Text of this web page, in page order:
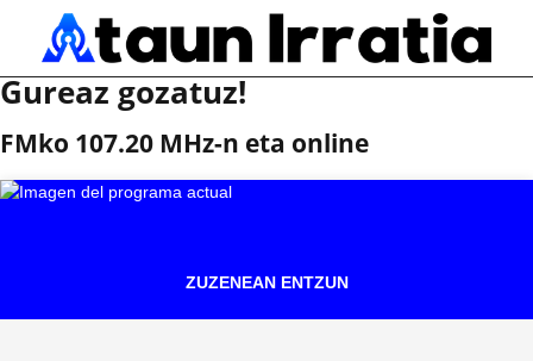
Gureaz gozatuz!
FMko 107.20 MHz-n eta online
ZUZENEAN ENTZUN